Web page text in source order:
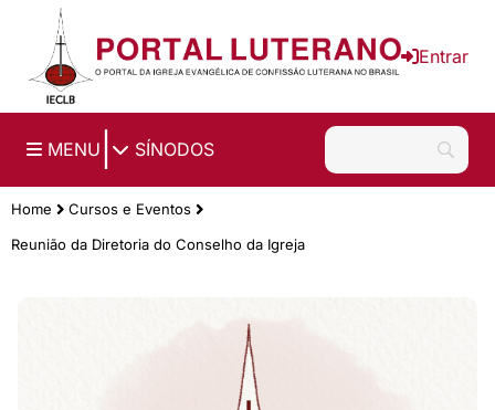
Ir para o conteúdo principal
Entrar
MENU SÍNODOS
Home
Cursos e Eventos
Reunião da Diretoria do Conselho da Igreja